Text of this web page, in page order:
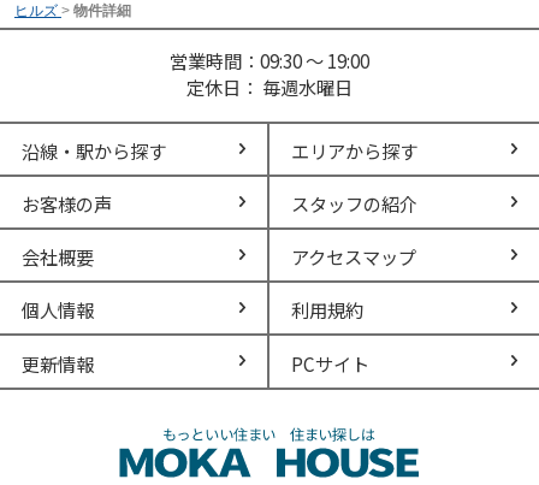
ヒルズ > 物件詳細
営業時間：09:30 ～ 19:00
定休日： 毎週水曜日
沿線・駅から探す エリアから探す
お客様の声 スタッフの紹介
会社概要 アクセスマップ
個人情報 利用規約
更新情報 PCサイト